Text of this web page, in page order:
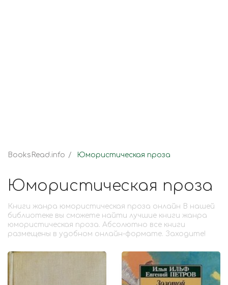
BooksRead.info Юмористическая проза
Юмористическая проза
Книги жанра юмористическая проза онлайн В нашей
библиотеке вы сможете найти лучшие книги жанра
юмористическая проза. Абсолютно все книги
размещены в удобном онлайн-формате. Заходите!